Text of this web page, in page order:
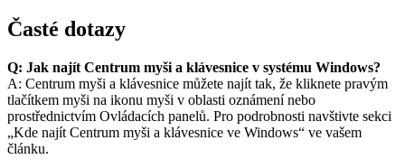
Časté dotazy
Q: Jak najít Centrum myši a klávesnice v systému Windows?
A: Centrum myši a klávesnice můžete najít tak, že kliknete pravým
tlačítkem myši na ikonu myši v oblasti oznámení nebo
prostřednictvím Ovládacích panelů. Pro podrobnosti navštivte sekci
„Kde najít Centrum myši a klávesnice ve Windows“ ve vašem
článku.